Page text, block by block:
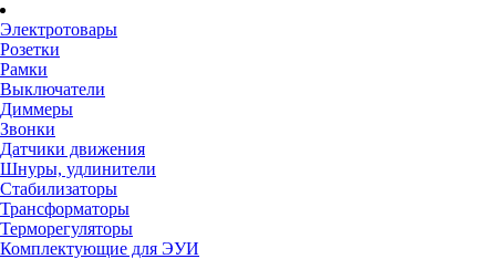
Электротовары
Розетки
Рамки
Выключатели
Диммеры
Звонки
Датчики движения
Шнуры, удлинители
Стабилизаторы
Трансформаторы
Терморегуляторы
Комплектующие для ЭУИ